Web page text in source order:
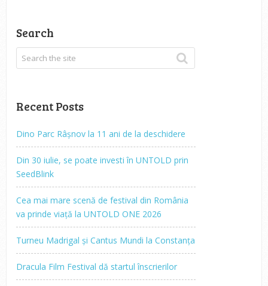
Search
Recent Posts
Dino Parc Râșnov la 11 ani de la deschidere
Din 30 iulie, se poate investi în UNTOLD prin
SeedBlink
Cea mai mare scenă de festival din România
va prinde viață la UNTOLD ONE 2026
Turneu Madrigal și Cantus Mundi la Constanța
Dracula Film Festival dă startul înscrierilor